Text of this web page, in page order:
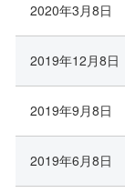
2020年3月8日
2019年12月8日
2019年9月8日
2019年6月8日